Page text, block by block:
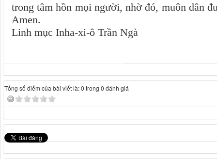
trong tâm hồn mọi người, nhờ đó, muôn dân
Amen.
Linh mục Inha-xi-ô Trần Ngà
Tổng số điểm của bài viết là: 0 trong 0 đánh giá